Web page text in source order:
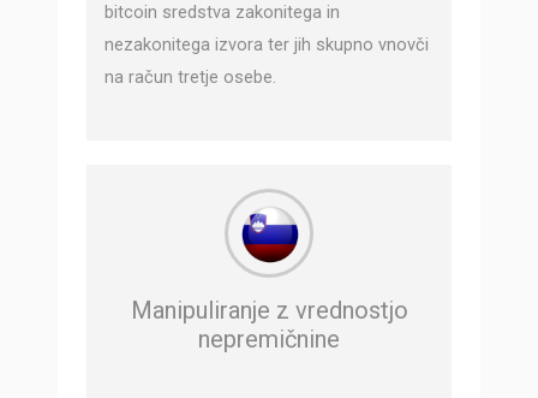
bitcoin sredstva zakonitega in
nezakonitega izvora ter jih skupno vnovči
na račun tretje osebe.
Manipuliranje z vrednostjo
nepremičnine